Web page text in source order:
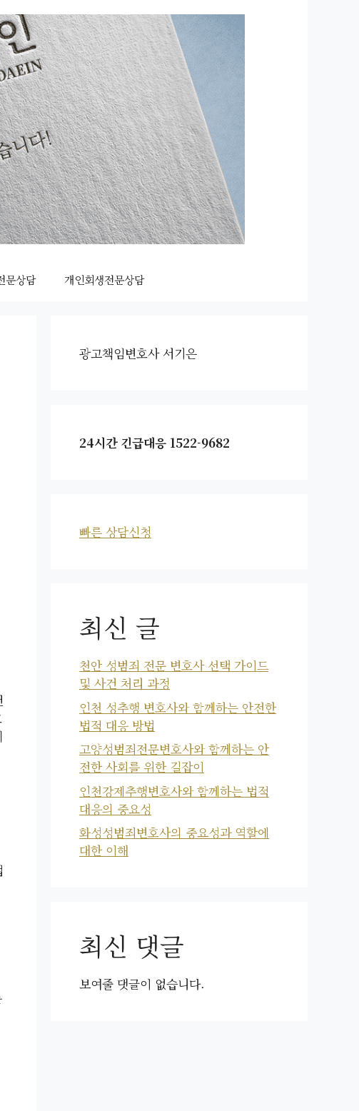
문상담 개인회생전문상담
광고책임변호사 서기은
24시간 긴급대응 1522-9682
빠른 상담신청
최신 글
천안 성범죄 전문 변호사 선택 가이드
및 사건 처리 과정
인천 성추행 변호사와 함께하는 안전한
법적 대응 방법
고양성범죄전문변호사와 함께하는 안
전한 사회를 위한 길잡이
인천강제추행변호사와 함께하는 법적
대응의 중요성
화성성범죄변호사의 중요성과 역할에
대한 이해
최신 댓글
보여줄 댓글이 없습니다.